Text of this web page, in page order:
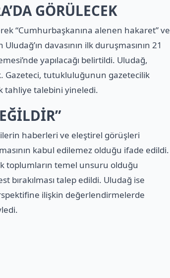
GÖRÜLECEK
“Cumhurbaşkanına alenen hakaret” ve
davasının ilk duruşmasının 21
yapılacağı belirtildi. Uludağ,
Gazeteci, tutukluluğunun gazetecilik
tahliye talebini yineledi.
haberleri ve eleştirel görüşleri
kabul edilemez olduğu ifade edildi.
toplumların temel unsuru olduğu
bırakılması talep edildi. Uludağ ise
ilişkin değerlendirmelerde